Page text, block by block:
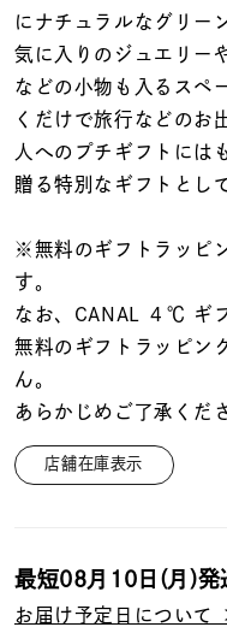
着用シーン
コレクション
リングサイズ
メンズ
リングサイズ
価格
にナチュラルなグリー
気に入りのジュエリー
などの小物も入るスペ
くだけで旅行などのお
人へのプチギフトには
贈る特別なギフトとし
※無料のギフトラッピ
す。
なお、CANAL ４℃ ギ
無料のギフトラッピン
ん。
あらかじめご了承くだ
店舗在庫表示
最短08月10日(月)発
お届け予定日について